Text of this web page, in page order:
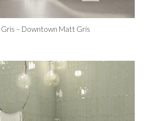
– Downtown Matt Gris